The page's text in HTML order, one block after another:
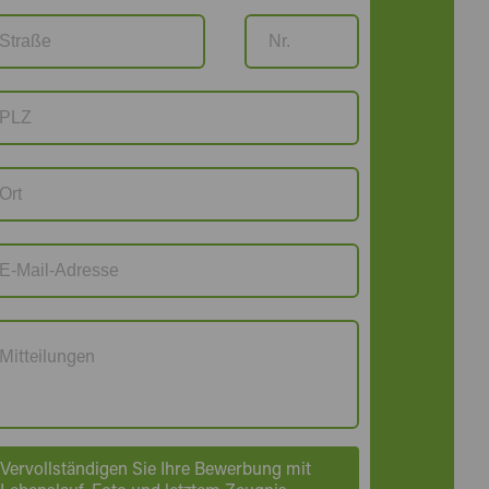
Vervollständigen Sie Ihre Bewerbung mit